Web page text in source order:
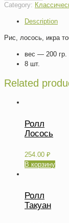
Category:
Description
Рис, лосось, икра
вес — 200 гр.
8 шт.
Related
Ролл
Лосось
254.00 ₽
В корзину
Ролл
Такуан